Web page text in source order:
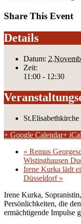
Share This Event
Details
Datum:
Zeit:
11:00 - 12:30
St.Elisabethkirche
+ Google Calendar+
« Remus
Wistinghausen
Irene Kurka lädt
Düsseldorf »
Irene Kurka,
Persönlichkeiten, die
ermächtigende Impulse